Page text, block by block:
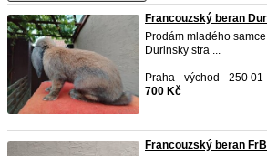
Francouzský beran
Prodám mladého
Durinsky stra ...
Praha - východ - 250 01
700 Kč
Francouzský beran FrB